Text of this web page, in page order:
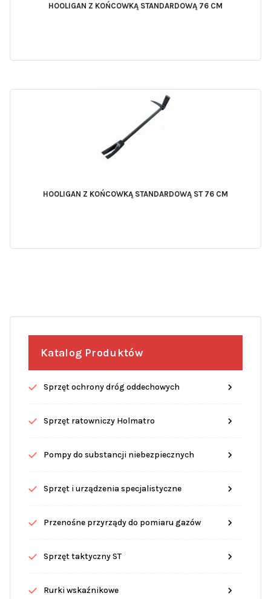
HOOLIGAN Z KOŃCOWKĄ STANDARDOWĄ 76 CM
HOOLIGAN Z KOŃCOWKĄ STANDARDOWĄ ST 76 CM
Katalog Produktów
Sprzęt ochrony dróg oddechowych
Sprzęt ratowniczy Holmatro
Pompy do substancji niebezpiecznych
Sprzęt i urządzenia specjalistyczne
Przenośne przyrządy do pomiaru gazów
Sprzęt taktyczny ST
Rurki wskaźnikowe